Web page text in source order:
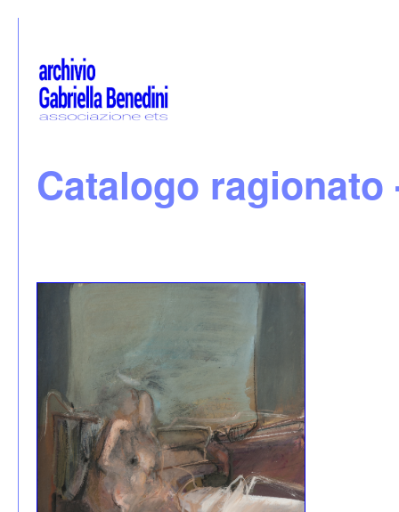
Catalogo ragionato